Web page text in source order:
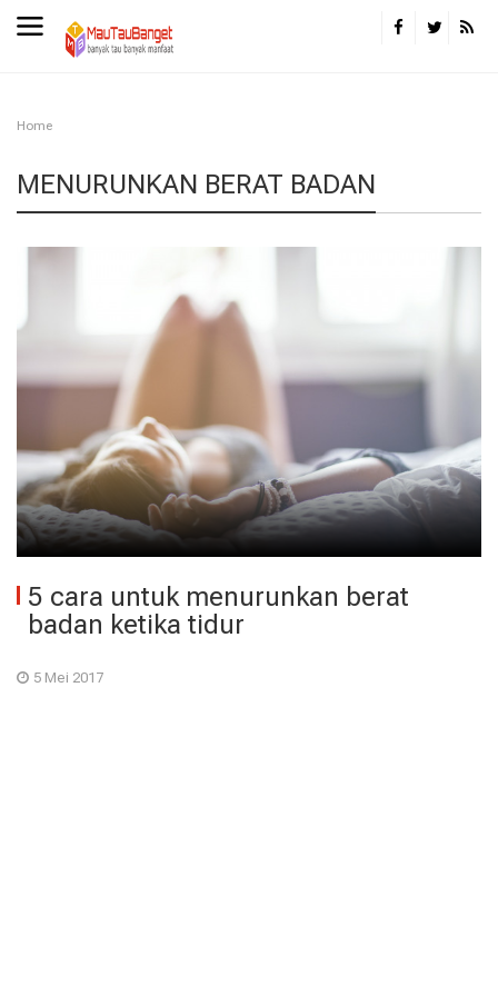
Home
MENURUNKAN BERAT BADAN
5 cara untuk menurunkan berat
badan ketika tidur
5 Mei 2017